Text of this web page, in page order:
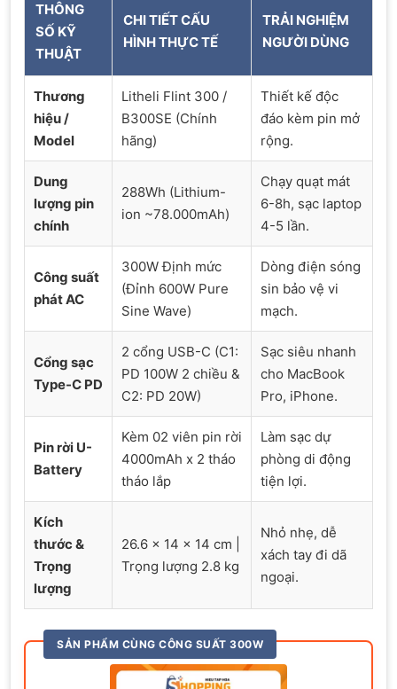
THÔNG
SỐ KỸ
THUẬT
CHI TIẾT CẤU
HÌNH THỰC TẾ
TRẢI NGHIỆM
NGƯỜI DÙNG
Thương
hiệu /
Model
Litheli Flint 300 /
B300SE (Chính
hãng)
Thiết kế độc
đáo kèm pin mở
rộng.
Dung
lượng pin
chính
288Wh (Lithium-
ion ~78.000mAh)
Chạy quạt mát
6-8h, sạc laptop
4-5 lần.
Công suất
phát AC
300W Định mức
(Đỉnh 600W Pure
Sine Wave)
Dòng điện sóng
sin bảo vệ vi
mạch.
Cổng sạc
Type-C PD
2 cổng USB-C (C1:
PD 100W 2 chiều &
C2: PD 20W)
Sạc siêu nhanh
cho MacBook
Pro, iPhone.
Pin rời U-
Battery
Kèm 02 viên pin rời
4000mAh x 2 tháo
tháo lắp
Làm sạc dự
phòng di động
tiện lợi.
Kích
thước &
Trọng
lượng
26.6 x 14 x 14 cm |
Trọng lượng 2.8 kg
Nhỏ nhẹ, dễ
xách tay đi dã
ngoại.
SẢN PHẨM CÙNG CÔNG SUẤT 300W